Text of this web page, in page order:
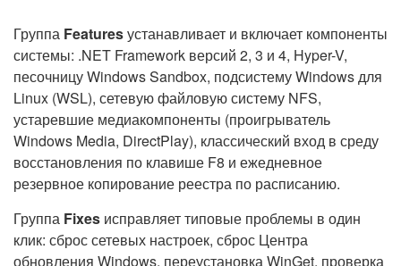
Группа Featuresустанавливает и включает компоненты
системы: .NET Framework версий 2, 3 и 4, Hyper-V,
песочницу Windows Sandbox, подсистему Windows для
Linux (WSL), сетевую файловую систему NFS,
устаревшие медиакомпоненты (проигрыватель
Windows Media, DirectPlay), классический вход в среду
восстановления по клавише F8 и ежедневное
резервное копирование реестра по расписанию.
Группа Fixes исправляет типовые проблемы в один
клик: сброс сетевых настроек, сброс Центра
обновления Windows, переустановка WinGet, проверка